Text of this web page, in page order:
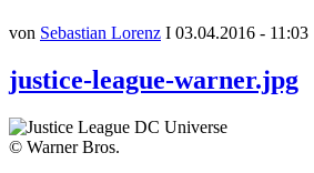
von Sebastian Lorenz I 03.04.2016 - 11:03
justice-league-warner.jpg
© Warner Bros.